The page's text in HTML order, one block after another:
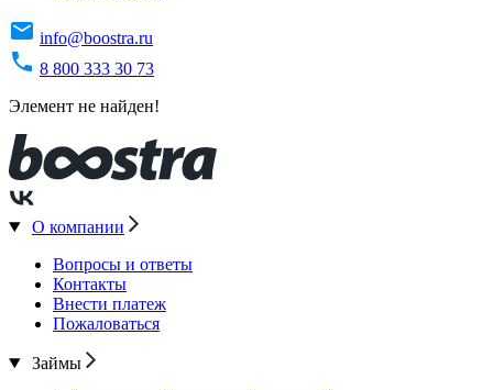
info@boostra.ru
8 800 333 30 73
Элемент не найден!
О компании
Вопросы и ответы
Контакты
Внести платеж
Пожаловаться
Займы